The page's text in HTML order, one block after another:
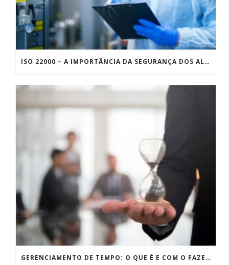
ISO 22000 – A IMPORTÂNCIA DA SEGURANÇA DOS ALIMENTOS
GERENCIAMENTO DE TEMPO: O QUE É E COM O FAZER DE FORMA EFICIENTE